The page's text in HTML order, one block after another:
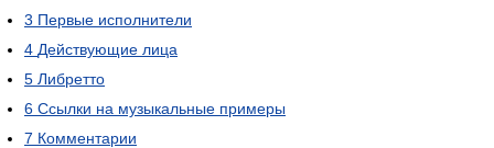
3 Первые исполнители
4 Действующие лица
5 Либретто
6 Ссылки на музыкальные примеры
7 Комментарии